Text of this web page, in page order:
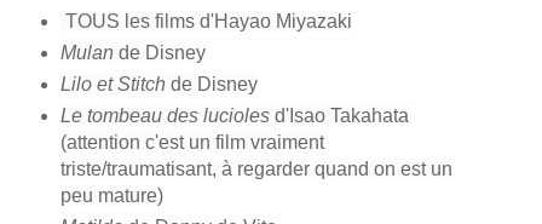
TOUS l es films d'Hayao Miyazaki
Mulan de Disney
Lilo et Stitch de Disney
Le tombeau des lucioles d'Isao Takahata
(attention c'est un film vraiment
triste/traumatisant, à regarder quand on est un
peu mature)